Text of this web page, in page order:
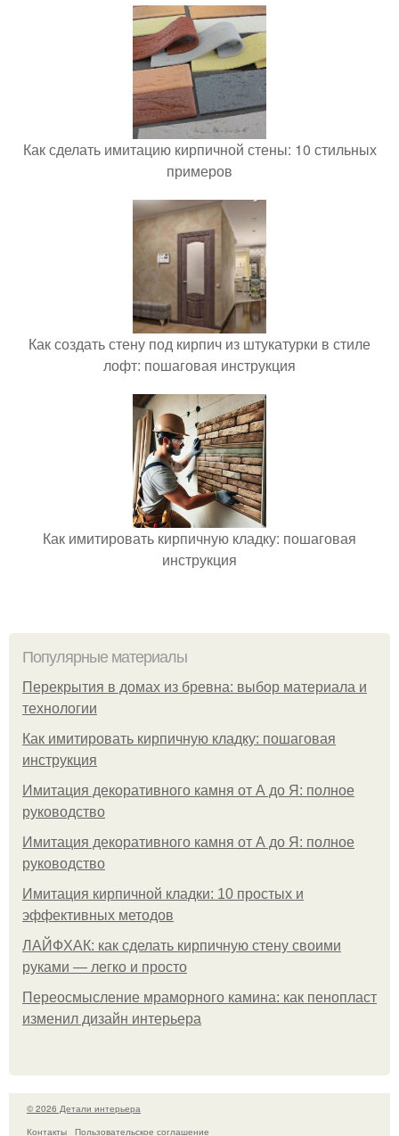
Как сделать имитацию кирпичной стены: 10 стильных
примеров
Как создать стену под кирпич из штукатурки в стиле
лофт: пошаговая инструкция
Как имитировать кирпичную кладку: пошаговая
инструкция
Популярные материалы
Перекрытия в домах из бревна: выбор материала и
технологии
Как имитировать кирпичную кладку: пошаговая
инструкция
Имитация декоративного камня от А до Я: полное
руководство
Имитация декоративного камня от А до Я: полное
руководство
Имитация кирпичной кладки: 10 простых и
эффективных методов
ЛАЙФХАК: как сделать кирпичную стену своими
руками — легко и просто
Переосмысление мраморного камина: как пенопласт
изменил дизайн интерьера
© 2026 Детали интерьера
Контакты
Пользовательское соглашение